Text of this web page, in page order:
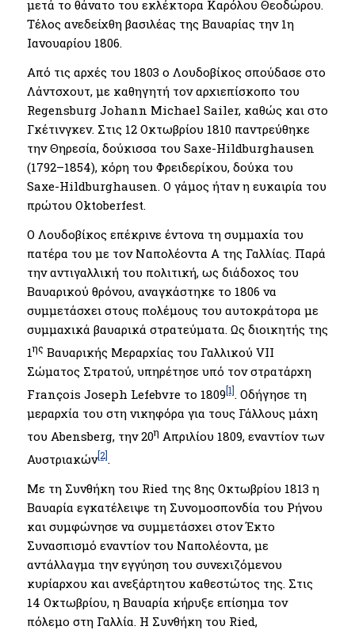
μετά το θάνατο του εκλέκτορα Καρόλου Θεοδώρου.
Τέλος ανεδείχθη βασιλέας της Βαυαρίας την 1η
Ιανουαρίου 1806.
Από τις αρχές του 1803 ο Λουδοβίκος σπούδασε στο
Λάντσχουτ, με καθηγητή τον αρχιεπίσκοπο του
Regensburg Johann Michael Sailer, καθώς και στο
Γκέτινγκεν. Στις 12 Οκτωβρίου 1810 παντρεύθηκε
την Θηρεσία, δούκισσα του Saxe-Hildburghausen
(1792–1854), κόρη του Φρειδερίκου, δούκα του
Saxe-Hildburghausen. Ο γάμος ήταν η ευκαιρία του
πρώτου Oktoberfest.
Ο Λουδοβίκος επέκρινε έντονα τη συμμαχία του
πατέρα του με τον Ναπολέοντα Α της Γαλλίας. Παρά
την αντιγαλλική του πολιτική, ως διάδοχος του
Βαυαρικού θρόνου, αναγκάστηκε το 1806 να
συμμετάσχει στους πολέμους του αυτοκράτορα με
συμμαχικά βαυαρικά στρατεύματα. Ως διοικητής της
1ης Βαυαρικής Μεραρχίας του Γαλλικού VII
Σώματος Στρατού, υπηρέτησε υπό τον στρατάρχη
François Joseph Lefebvre το 1809[1]. Οδήγησε τη
μεραρχία του στη νικηφόρα για τους Γάλλους μάχη
του Abensberg, την 20η Απριλίου 1809, εναντίον των
Αυστριακών[2].
Με τη Συνθήκη του Ried της 8ης Οκτωβρίου 1813 η
Βαυαρία εγκατέλειψε τη Συνομοσπονδία του Ρήνου
και συμφώνησε να συμμετάσχει στον Έκτο
Συνασπισμό εναντίον του Ναπολέοντα, με
αντάλλαγμα την εγγύηση του συνεχιζόμενου
κυρίαρχου και ανεξάρτητου καθεστώτος της. Στις
14 Οκτωβρίου, η Βαυαρία κήρυξε επίσημα τον
πόλεμο στη Γαλλία. Η Συνθήκη του Ried,